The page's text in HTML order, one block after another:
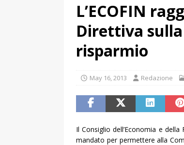
L’ECOFIN
Direttiva
risparmio
May 16, 2013 Redazione
Il Consiglio dell’Economia e
mandato per permettere alla